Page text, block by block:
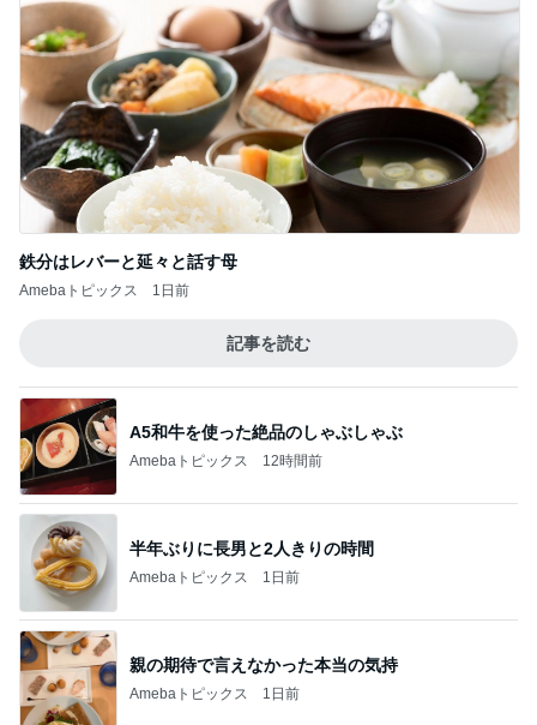
鉄分はレバーと延々と話す母
Amebaトピックス 1日前
記事を読む
A5和牛を使った絶品のしゃぶしゃぶ
Amebaトピックス 12時間前
半年ぶりに長男と2人きりの時間
Amebaトピックス 1日前
親の期待で言えなかった本当の気持
Amebaトピックス 1日前